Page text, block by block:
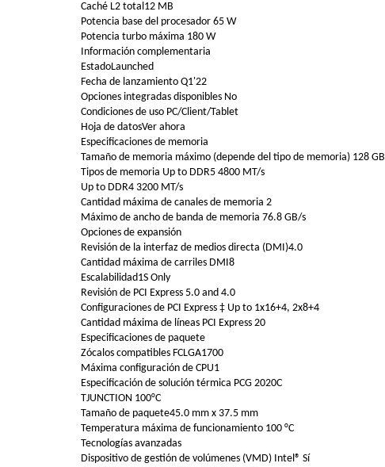
Caché L2 total12 MB
Potencia base del procesador 65 W
Potencia turbo máxima 180 W
Información complementaria
EstadoLaunched
Fecha de lanzamiento Q1'22
Opciones integradas disponibles No
Condiciones de uso PC/Client/Tablet
Hoja de datosVer ahora
Especificaciones de memoria
Tamaño de memoria máximo (depende del tipo de memoria) 128 GB
Tipos de memoria Up to DDR5 4800 MT/s
Up to DDR4 3200 MT/s
Cantidad máxima de canales de memoria 2
Máximo de ancho de banda de memoria 76.8 GB/s
Opciones de expansión
Revisión de la interfaz de medios directa (DMI)4.0
Cantidad máxima de carriles DMI8
Escalabilidad1S Only
Revisión de PCI Express 5.0 and 4.0
Configuraciones de PCI Express ‡ Up to 1x16+4, 2x8+4
Cantidad máxima de líneas PCI Express 20
Especificaciones de paquete
Zócalos compatibles FCLGA1700
Máxima configuración de CPU1
Especificación de solución térmica PCG 2020C
TJUNCTION 100°C
Tamaño de paquete45.0 mm x 37.5 mm
Temperatura máxima de funcionamiento 100 °C
Tecnologías avanzadas
Dispositivo de gestión de volúmenes (VMD) Intel® Sí